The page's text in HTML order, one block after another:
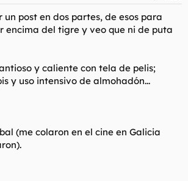
post en dos partes, de esos para
encima del tigre y veo que ni de puta
y caliente con tela de pelis;
y uso intensivo de almohadón...
(me colaron en el cine en Galicia